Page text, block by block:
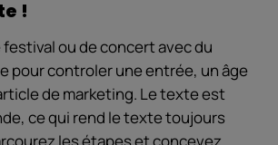
!
ou de concert avec du
pour controler une entrée, un âge
de marketing. Le texte est
ce qui rend le texte toujours